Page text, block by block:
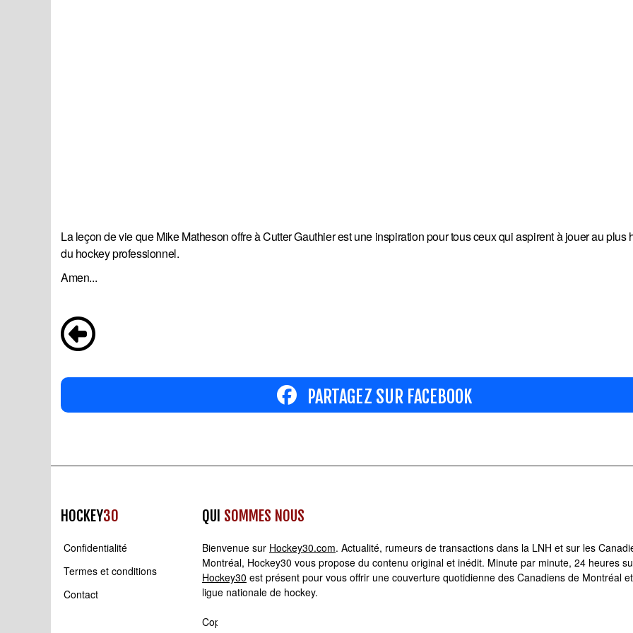
La leçon de vie que Mike Matheson offre à Cutter Gauthier est une inspiration pour tous ceux qui aspirent à jouer au plus
du hockey professionnel.
Amen...
PARTAGEZ SUR FACEBOOK
HOCKEY30
Confidentialité
Termes et conditions
Contact
QUI SOMMES NOUS
Bienvenue sur Hockey30.com. Actualité, rumeurs de transactions dans la LNH et sur les
Montréal, Hockey30 vous propose du contenu original et inédit. Minute par minute, 24 heures
Hockey30 est présent pour vous offrir une couverture quotidienne des Canadiens de Montréal
ligue nationale de hockey.
Copyright © 2008 - 2026 Hockey30